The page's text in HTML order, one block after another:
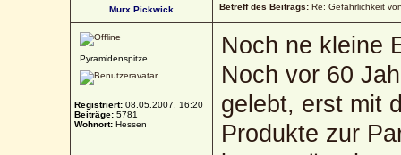
Murx Pickwick Betreff des Beitrags: Re: Gefährlichkeit
Pyramidenspitze
Registriert: 08.05.2007, 16:20
Beiträge: 5781
Wohnort: Hessen
Noch ne kleine
Noch vor 60
gelebt, erst mit
Produkte zur